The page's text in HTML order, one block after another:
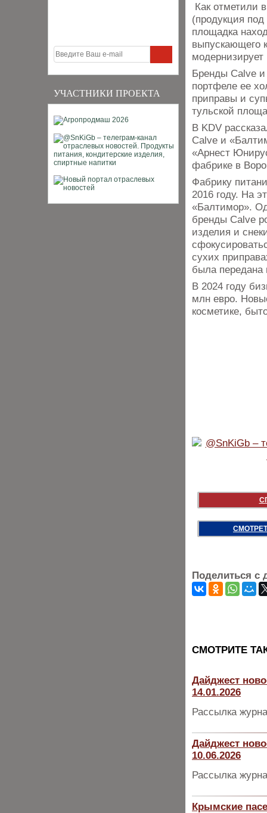
УЧАСТНИКИ ПРОЕКТА
Как отметили
(продукция
площадка
выпускающего
модернизирует
Бренды Calve
портфеле ее
приправы и
тульской
В KDV
Calve и
«Арнест
фабрике в
Фабрику
2016 году. На
«Балтимор».
бренды Calve
изделия и
сухих
была передана
В 2024 году
млн евро.
косметике,
Поделиться с
CМОТРИТЕ
Дайджест
14.01.2026
Рассылка
Дайджест
10.06.2026
Рассылка
Крымские